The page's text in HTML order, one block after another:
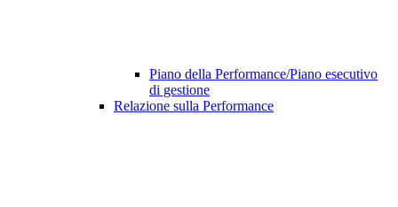
Piano della Performance/Piano esecutivo
di gestione
Relazione sulla Performance